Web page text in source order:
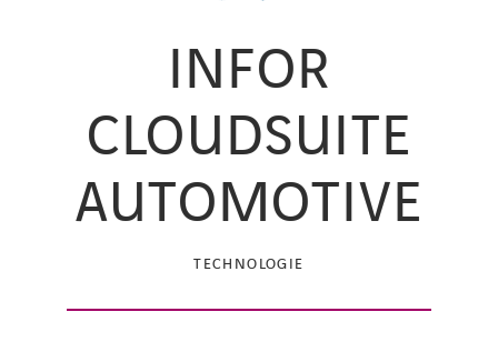
INFOR
CLOUDSUITE
AUTOMOTIVE
TECHNOLOGIE